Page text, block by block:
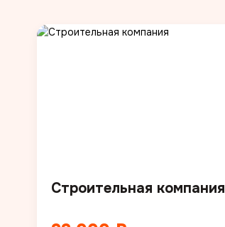
Строительная компания